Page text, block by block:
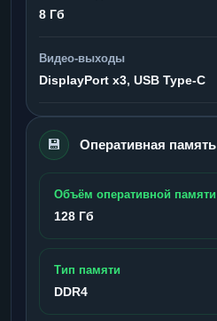
8 Гб
Видео-выходы
DisplayPort x3, USB Type-C
💾 Оперативная память
Объём оперативной памяти
128 Гб
Тип памяти
DDR4